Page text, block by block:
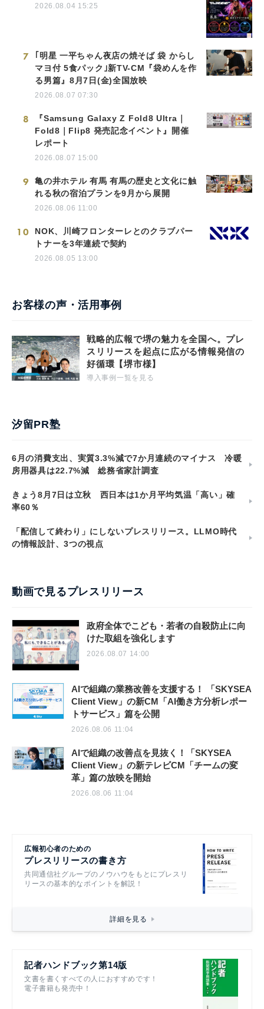
2026.08.04 15:25
7
｢明星 一平ちゃん夜店の焼そば 袋 からし
マヨ付 5食パック｣新TV-CM『袋めんを作
る男篇』8月7日(金)全国放映
2026.08.07 07:30
8
『Samsung Galaxy Z Fold8 Ultra｜
Fold8｜Flip8 発売記念イベント』開催
レポート
2026.08.07 15:00
9
亀の井ホテル 有馬 有馬の歴史と文化に触
れる秋の宿泊プランを9月から展開
2026.08.06 11:00
10
NOK、川崎フロンターレとのクラブパー
トナーを3年連続で契約
2026.08.05 13:00
お客様の声・活用事例
戦略的広報で堺の魅力を全国へ。プレ
スリリースを起点に広がる情報発信の
好循環【堺市様】
導入事例一覧を見る
汐留PR塾
6月の消費支出、実質3.3%減で7か月連続のマイナス 冷暖
房用器具は22.7%減 総務省家計調査
きょう8月7日は立秋 西日本は1か月平均気温「高い」確
率60％
「配信して終わり」にしないプレスリリース。LLMO時代
の情報設計、3つの視点
動画で見るプレスリリース
政府全体でこども・若者の自殺防止に向
けた取組を強化します
2026.08.07 14:00
AIで組織の業務改善を支援する！ 「SKYSEA
Client View」の新CM「AI働き方分析レポー
トサービス」篇を公開
2026.08.06 11:04
AIで組織の改善点を見抜く！「SKYSEA
Client View」の新テレビCM「チームの変
革」篇の放映を開始
2026.08.06 11:04
広報初心者のための
プレスリリースの書き方
共同通信社グループのノウハウをもとにプレスリ
リースの基本的なポイントを解説！
詳細を見る
記者ハンドブック第14版
文書を書くすべての人におすすめです！
電子書籍も発売中！